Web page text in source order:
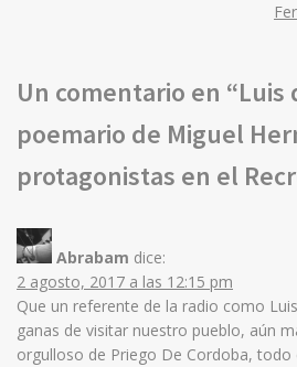
Un comentario en “Luis
poemario de Miguel
protagonistas en el
Abrabam dice:
2 agosto, 2017 a las 12:15 pm
Que un referente de la radio como
ganas de visitar nuestro pueblo, aún
orgulloso de Priego De Cordoba,